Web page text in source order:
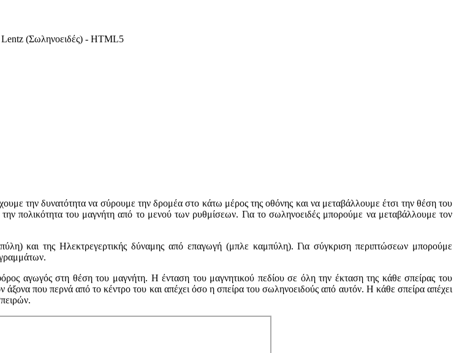
(Σωληνοειδές) - HTML5
την δυνατότητα να σύρουμε την δρομέα στο κάτω μέρος της οθόνης και να μεταβάλλουμε έτσι την θέση του
πολικότητα του μαγνήτη από το μενού των ρυθμίσεων. Για το σωληνοειδές μπορούμε να μεταβάλλουμε τον
και της Ηλεκτρεγερτικής δύναμης από επαγωγή (μπλε καμπύλη). Για σύγκριση περιπτώσεων μπορούμε
αγωγός στη θέση του μαγνήτη. Η ένταση του μαγνητικού πεδίου σε όλη την έκταση της κάθε σπείρας του
που περνά από το κέντρο του και απέχει όσο η σπείρα του σωληνοειδούς από αυτόν. Η κάθε σπείρα απέχει